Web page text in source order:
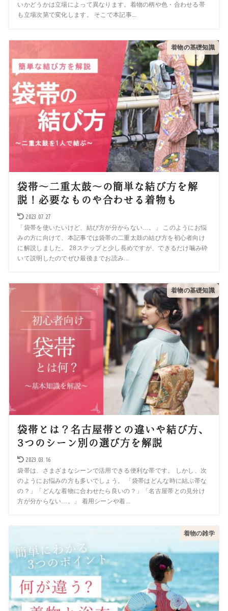
いかどうかは立場によって異なります。着物の柄や色・合わせる帯
も立場次第で変化します。 そこで本記事...
着物の基礎知識
袋帯～二重太鼓～の簡単な結び方を解
説！必要なものや合わせる着物も
2023.07.27
「袋帯を使いたいけど、結び方が分からない…。」 このようにお悩
みの方に向けて、本記事では袋帯の二重太鼓の結び方を初心者向け
に解説しました。 28ステップと少し長めですが、できるだけ噛み砕
いて説明したのでぜひ最後までお読み...
着物の基礎知識
袋帯とは？名古屋帯との違いや結び方、
3つのシーン別の選び方を解説
2023.03.16
袋帯は、さまざまなシーンで活用できる便利な帯です。 しかし、次
のようにお悩みの方も多いでしょう。 「袋帯はどんな時に結ぶ帯な
の？」「どんな着物に合わせたら良いの？」「名古屋帯との見分け
方が分からない…。」 着用シーンや着...
着物の雑学